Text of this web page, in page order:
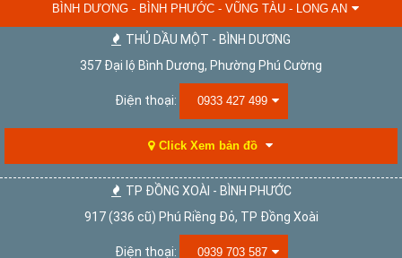
BÌNH DƯƠNG - BÌNH PHƯỚC - VŨNG TÀU - LONG AN
THỦ DẦU MỘT - BÌNH DƯƠNG
357 Đại lộ Bình Dương, Phường Phú Cường
Điện thoại: 0933 427 499
Click Xem bản đồ
TP ĐỒNG XOÀI - BÌNH PHƯỚC
917 (336 cũ) Phú Riềng Đỏ, TP Đồng Xoài
Điện thoại: 0939 703 587